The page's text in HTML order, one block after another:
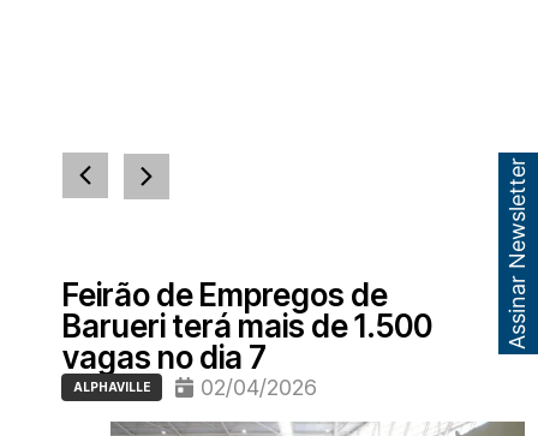
Feirão de Empregos de
Barueri terá mais de 1.500
vagas no dia 7
ALPHAVILLE 02/04/2026
Assinar Newsletter